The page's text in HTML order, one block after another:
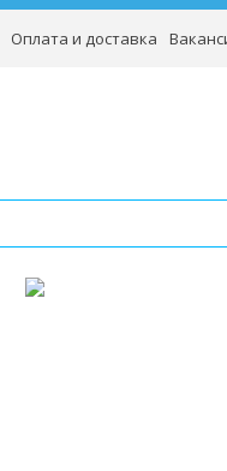
Оплата и доставка